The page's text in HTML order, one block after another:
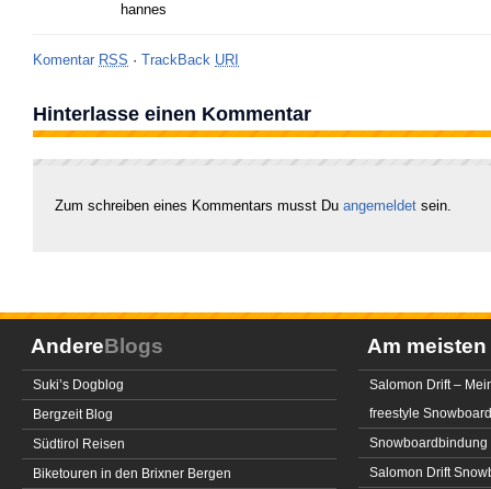
hannes
Komentar RSS · TrackBack URI
Hinterlasse einen Kommentar
Zum schreiben eines Kommentars musst Du angemeldet sein.
AndereBlogs
Suki’s Dogblog
Bergzeit Blog
Südtirol Reisen
Biketouren in den Brixner Bergen
Am meisten
Salomon Drift –
freestyle Snowboard
Snowboardbindung
Salomon Drift